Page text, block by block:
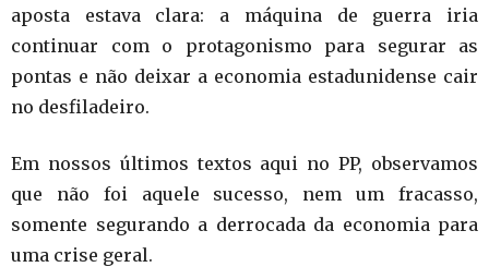
aposta estava clara: a máquina de guerra iria
continuar com o protagonismo para segurar as
pontas e não deixar a economia estadunidense cair
no desfiladeiro.
Em nossos últimos textos aqui no PP, observamos
que não foi aquele sucesso, nem um fracasso,
somente segurando a derrocada da economia para
uma crise geral.